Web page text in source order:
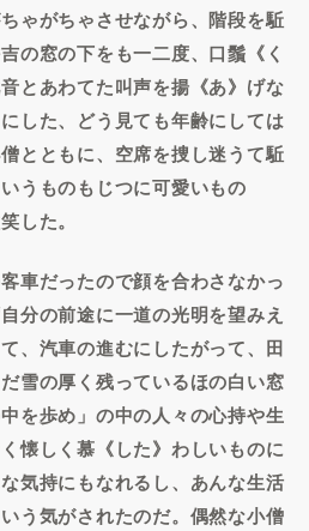
ゃがちゃさせながら、階段を駈
の窓の下をも一二度、口鬚《く
とあわてた叫声を揚《あ》げな
した、どう見ても年齢にしては
とともに、空席を捜し迷うて駈
うものもじつに可愛いもの
した。
車だったので顔を合わさなかっ
分の前途に一道の光明を望みえ
、汽車の進むにしたがって、田
雪の厚く残っているほの白い窓
を歩め」の中の人々の心持や生
懐しく慕《した》わしいものに
気持にもなれるし、あんな生活
う気がされたのだ。偶然な小僧